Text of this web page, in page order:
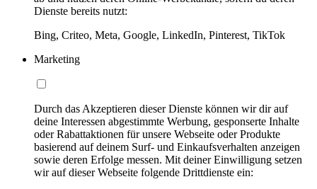
Dienste bereits nutzt:
Bing, Criteo, Meta, Google, LinkedIn, Pinterest, TikTok
Marketing
Durch das Akzeptieren dieser Dienste können wir dir auf
deine Interessen abgestimmte Werbung, gesponserte Inhalte
oder Rabattaktionen für unsere Webseite oder Produkte
basierend auf deinem Surf- und Einkaufsverhalten anzeigen
sowie deren Erfolge messen. Mit deiner Einwilligung setzen
wir auf dieser Webseite folgende Drittdienste ein: